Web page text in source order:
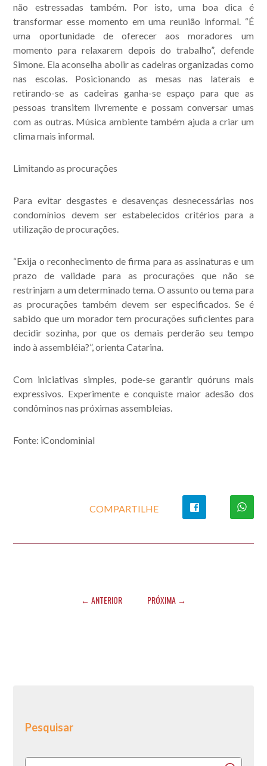
não estressadas também. Por isto, uma boa dica é
transformar esse momento em uma reunião informal. “É
uma oportunidade de oferecer aos moradores um
momento para relaxarem depois do trabalho”, defende
Simone. Ela aconselha abolir as cadeiras organizadas como
nas escolas. Posicionando as mesas nas laterais e
retirando-se as cadeiras ganha-se espaço para que as
pessoas transitem livremente e possam conversar umas
com as outras. Música ambiente também ajuda a criar um
clima mais informal.
Limitando as procurações
Para evitar desgastes e desavenças desnecessárias nos
condomínios devem ser estabelecidos critérios para a
utilização de procurações.
“Exija o reconhecimento de firma para as assinaturas e um
prazo de validade para as procurações que não se
restrinjam a um determinado tema. O assunto ou tema para
as procurações também devem ser especificados. Se é
sabido que um morador tem procurações suficientes para
decidir sozinha, por que os demais perderão seu tempo
indo à assembléia?”, orienta Catarina.
Com iniciativas simples, pode-se garantir quóruns mais
expressivos. Experimente e conquiste maior adesão dos
condôminos nas próximas assembleias.
Fonte: iCondominial
COMPARTILHE
← ANTERIOR PRÓXIMA →
Pesquisar